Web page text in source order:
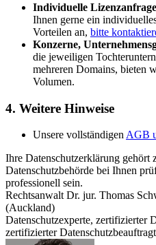
Individuelle
Ihnen gerne ein
Vorteilen an, bitte
Konzerne,
die jeweiligen
mehreren Domains, bieten
Volumen.
4. Weitere Hinweise
Unsere vollständigen AGB
Ihre Datenschutzerklärung gehört
Datenschutzbehörde bei Ihnen
professionell sein.
Rechtsanwalt Dr. jur. Thomas
(Auckland)
Datenschutzexperte, zertifizierter
zertifizierter